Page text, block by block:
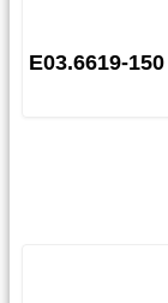
E03.6619-